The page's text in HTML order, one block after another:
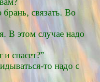
связать. Во
В этом случае надо
спасет?”
то надо с